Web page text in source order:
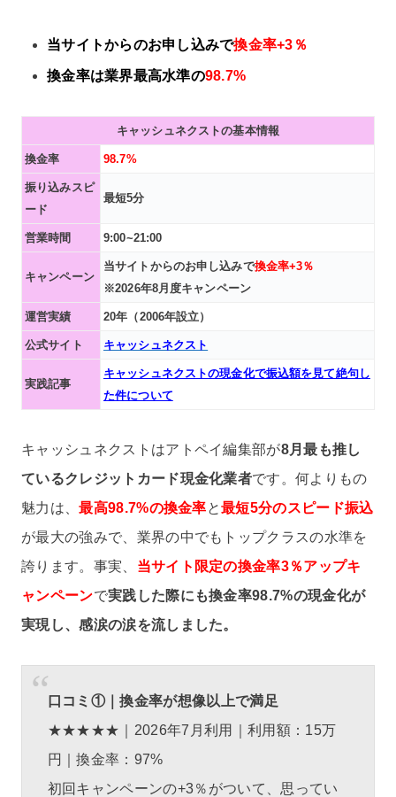
当サイトからのお申し込みで換金率+3％
換金率は業界最高水準の98.7%
キャッシュネクストの基本情報
換金率 98.7%
振り込みスピ
ード
最短5分
営業時間 9:00~21:00
キャンペーン
当サイトからのお申し込みで換金率+3％
※2026年8月度キャンペーン
運営実績 20年（2006年設立）
公式サイト キャッシュネクスト
実践記事
キャッシュネクストの現金化で振込額を見て絶句し
た件について
キャッシュネクストはアトペイ編集部が8月最も推し
ているクレジットカード現金化業者です。何よりもの
魅力は、最高98.7%の換金率と最短5分のスピード振込
が最大の強みで、業界の中でもトップクラスの水準を
誇ります。事実、 当サイト限定の換金率3％アップキ
ャンペーンで実践した際にも換金率98.7%の現金化が
実現し、感涙の涙を流しました。
口コミ①｜換金率が想像以上で満足
★★★★★｜2026年7月利用｜利用額：15万
円｜換金率：97%
初回キャンペーンの+3％がついて、思ってい